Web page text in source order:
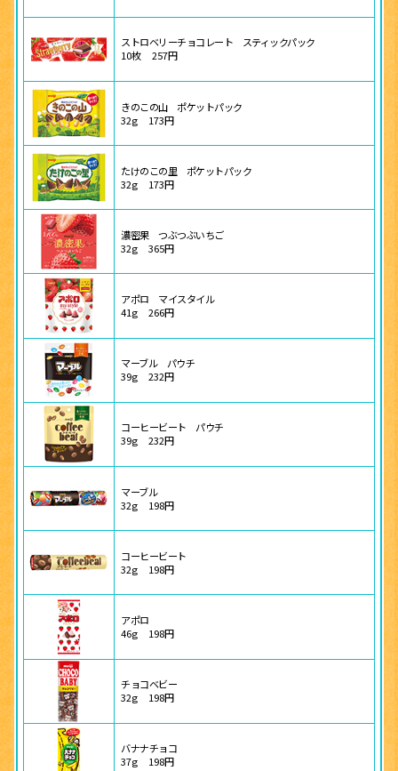
ストロベリーチョコレート スティックパック
10枚
257円
きのこの山 ポケットパック
32g
173円
たけのこの里 ポケットパック
32g
173円
濃密果 つぶつぶいちご
32g
365円
アポロ マイスタイル
41g
266円
マーブル パウチ
39g
232円
コーヒービート パウチ
39g
232円
マーブル
32g
198円
コーヒービート
32g
198円
アポロ
46g
198円
チョコベビー
32g
198円
バナナチョコ
37g
198円